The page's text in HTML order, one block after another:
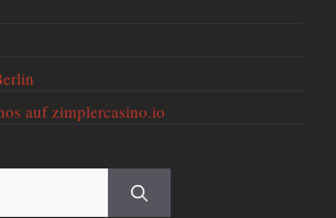
auf zimplercasino.io